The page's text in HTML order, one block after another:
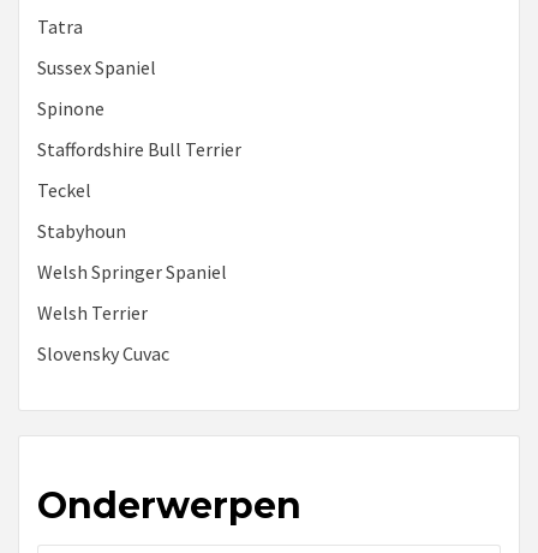
Tatra
Sussex Spaniel
Spinone
Staffordshire Bull Terrier
Teckel
Stabyhoun
Welsh Springer Spaniel
Welsh Terrier
Slovensky Cuvac
Onderwerpen